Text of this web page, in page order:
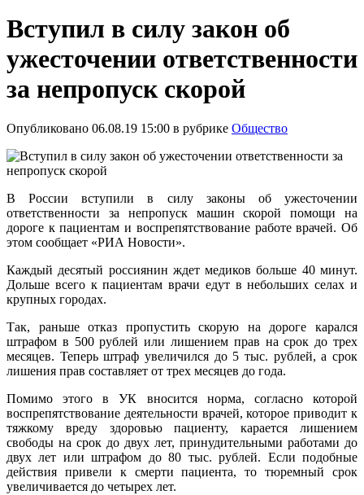
Вступил в силу закон об
ужесточении ответственности
за непропуск скорой
Опубликовано 06.08.19 15:00 в рубрике Общество
В России вступили в силу законы об ужесточении
ответственности за непропуск машин скорой помощи на
дороге к пациентам и воспрепятствование работе врачей. Об
этом сообщает «РИА Новости».
Каждый десятый россиянин ждет медиков больше 40 минут.
Дольше всего к пациентам врачи едут в небольших селах и
крупных городах.
Так, раньше отказ пропустить скорую на дороге карался
штрафом в 500 рублей или лишением прав на срок до трех
месяцев. Теперь штраф увеличился до 5 тыс. рублей, а срок
лишения прав составляет от трех месяцев до года.
Помимо этого в УК вносится норма, согласно которой
воспрепятствование деятельности врачей, которое приводит к
тяжкому вреду здоровью пациенту, карается лишением
свободы на срок до двух лет, принудительными работами до
двух лет или штрафом до 80 тыс. рублей. Если подобные
действия привели к смерти пациента, то тюремный срок
увеличивается до четырех лет.